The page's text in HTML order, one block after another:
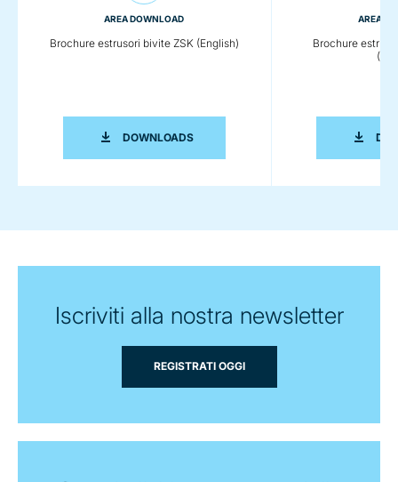
AREA DOWNLOAD
Brochure estrusori bivite ZSK (English)
DOWNLOADSBROCHURE ESTRUSORI BIVITE ZSK
AREA
Brochure
Iscriviti alla nostra newsletter
REGISTRATI OGGI